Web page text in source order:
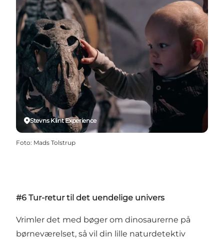
Stevns Klint Experience
Foto: Mads Tolstrup
#6 Tur-retur til det uendelige univers
Vrimler det med bøger om dinosaurerne på
børneværelset, så vil din lille naturdetektiv